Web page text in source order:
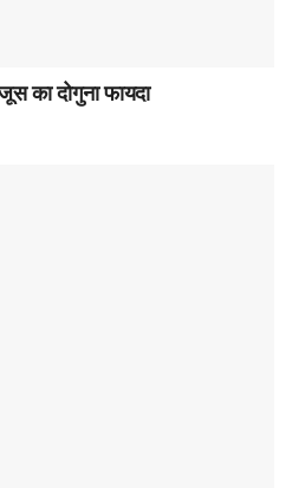
का दोगुना फायदा